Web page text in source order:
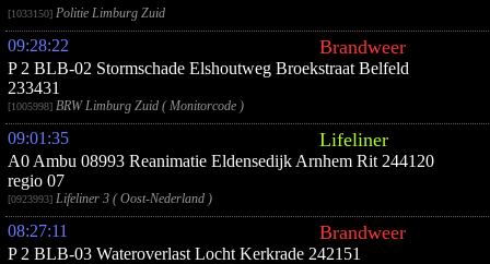
[1033150] Politie Limburg Zuid
09:28:22 Brandweer
P 2 BLB-02 Stormschade Elshoutweg Broekstraat Belfeld
233431
[1005998] BRW Limburg Zuid ( Monitorcode )
09:01:35 Lifeliner
A0 Ambu 08993 Reanimatie Eldensedijk Arnhem Rit 244120
regio 07
[0923993] Lifeliner 3 ( Oost-Nederland )
08:27:11 Brandweer
P 2 BLB-03 Wateroverlast Locht Kerkrade 242151